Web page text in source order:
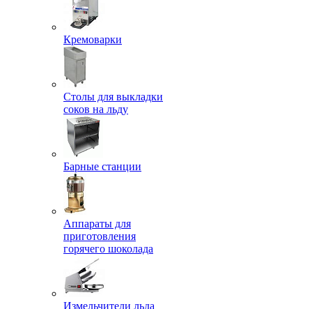
Кремоварки
Столы для выкладки
соков на льду
Барные станции
Аппараты для
приготовления
горячего шоколада
Измельчители льда